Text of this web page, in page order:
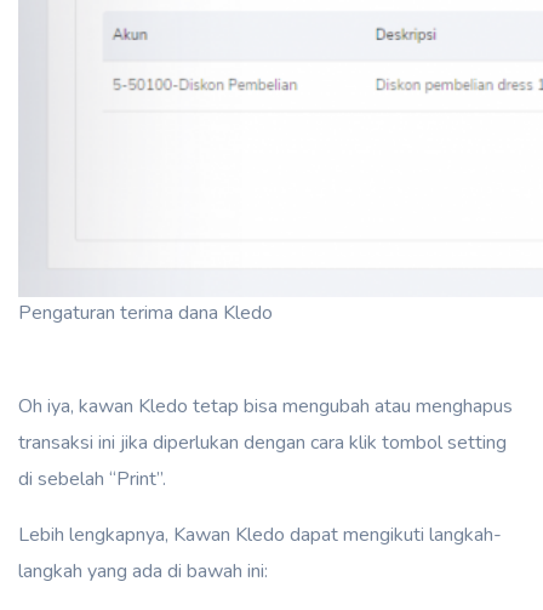
Pengaturan terima dana Kledo
Oh iya, kawan Kledo tetap bisa mengubah atau menghapus
transaksi ini jika diperlukan dengan cara klik tombol setting
di sebelah “Print”.
Lebih lengkapnya, Kawan Kledo dapat mengikuti langkah-
langkah yang ada di bawah ini: